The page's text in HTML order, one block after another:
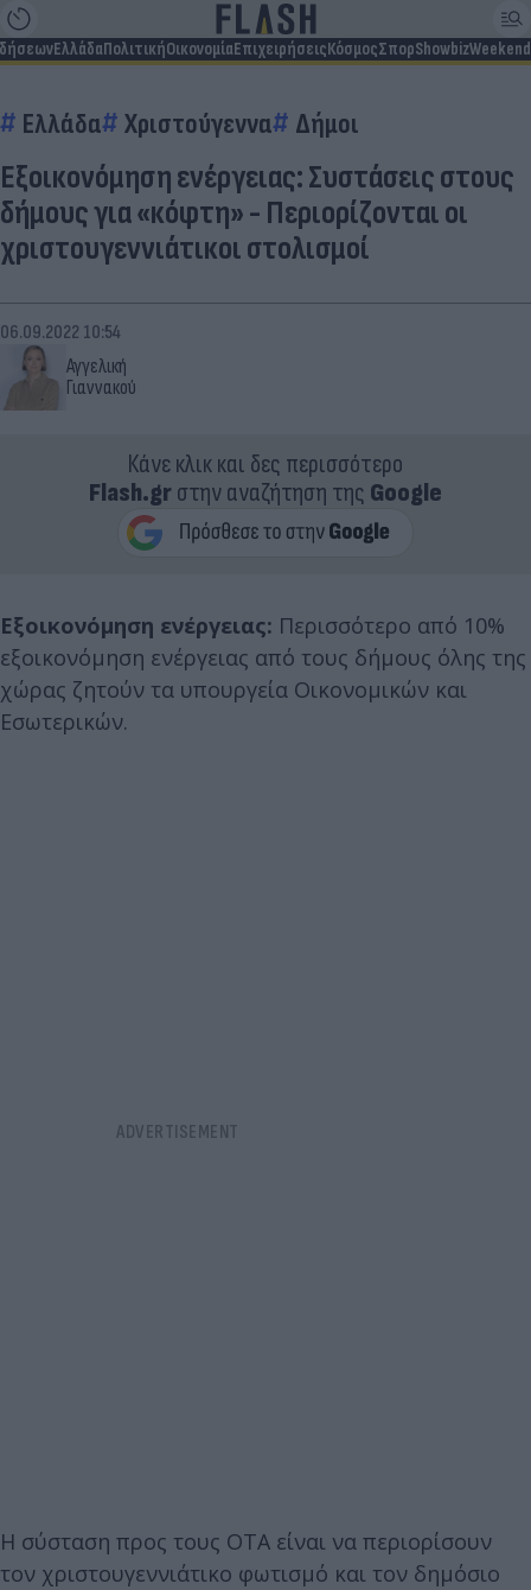
ΕλλάδαΠολιτικήΟικονομίαΕπιχειρήσειςΚόσμοςΣπορShowbizWeekend
Ελλάδα Χριστούγεννα Δήμοι
Εξοικονόμηση ενέργειας: Συστάσεις στους
δήμους για «κόφτη» - Περιορίζονται οι
χριστουγεννιάτικοι στολισμοί
Αγγελική
Γιαννακού
06.09.2022 10:54
Κάνε κλικ και δες περισσότερο
Flash.grστην αναζήτηση της Google
Εξοικονόμηση ενέργειας: Περισσότερο από 10%
εξοικονόμηση ενέργειας από τους δήμους όλης της
χώρας ζητούν τα υπουργεία Οικονομικών και
Εσωτερικών.
Η σύσταση προς τους ΟΤΑ είναι να περιορίσουν
τον χριστουγεννιάτικο φωτισμό και τον δημόσιο